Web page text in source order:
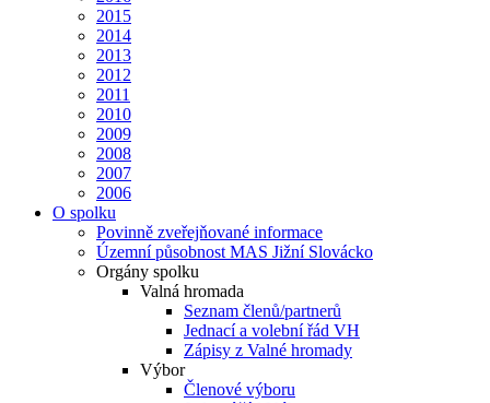
2015
2014
2013
2012
2011
2010
2009
2008
2007
2006
O spolku
Povinně zveřejňované informace
Územní působnost MAS Jižní Slovácko
Orgány spolku
Valná hromada
Seznam členů/partnerů
Jednací a volební řád VH
Zápisy z Valné hromady
Výbor
Členové výboru